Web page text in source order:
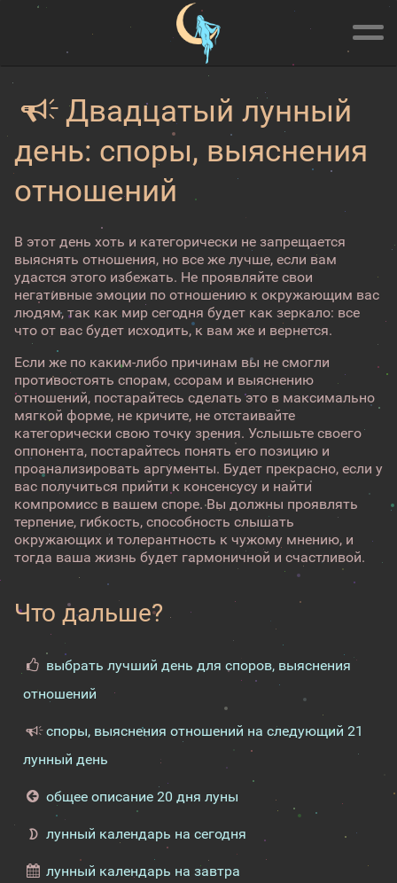
Двадцатый лунный
день: споры, выяснения
отношений
В этот день хоть и категорически не запрещается
выяснять отношения, но все же лучше, если вам
удастся этого избежать. Не проявляйте свои
негативные эмоции по отношению к окружающим вас
людям, так как мир сегодня будет как зеркало: все
что от вас будет исходить, к вам же и вернется.
Если же по каким-либо причинам вы не смогли
противостоять спорам, ссорам и выяснению
отношений, постарайтесь сделать это в максимально
мягкой форме, не кричите, не отстаивайте
категорически свою точку зрения. Услышьте своего
оппонента, постарайтесь понять его позицию и
проанализировать аргументы. Будет прекрасно, если у
вас получиться прийти к консенсусу и найти
компромисс в вашем споре. Вы должны проявлять
терпение, гибкость, способность слышать
окружающих и толерантность к чужому мнению, и
тогда ваша жизнь будет гармоничной и счастливой.
Что дальше?
выбрать лучший день для споров, выяснения
отношений
споры, выяснения отношений на следующий 21
лунный день
общее описание 20 дня луны
лунный календарь на сегодня
лунный календарь на завтра